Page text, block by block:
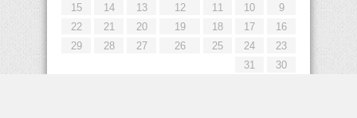
9
10
11
12
13
14
15
16
17
18
19
20
21
22
23
24
25
26
27
28
29
30
31